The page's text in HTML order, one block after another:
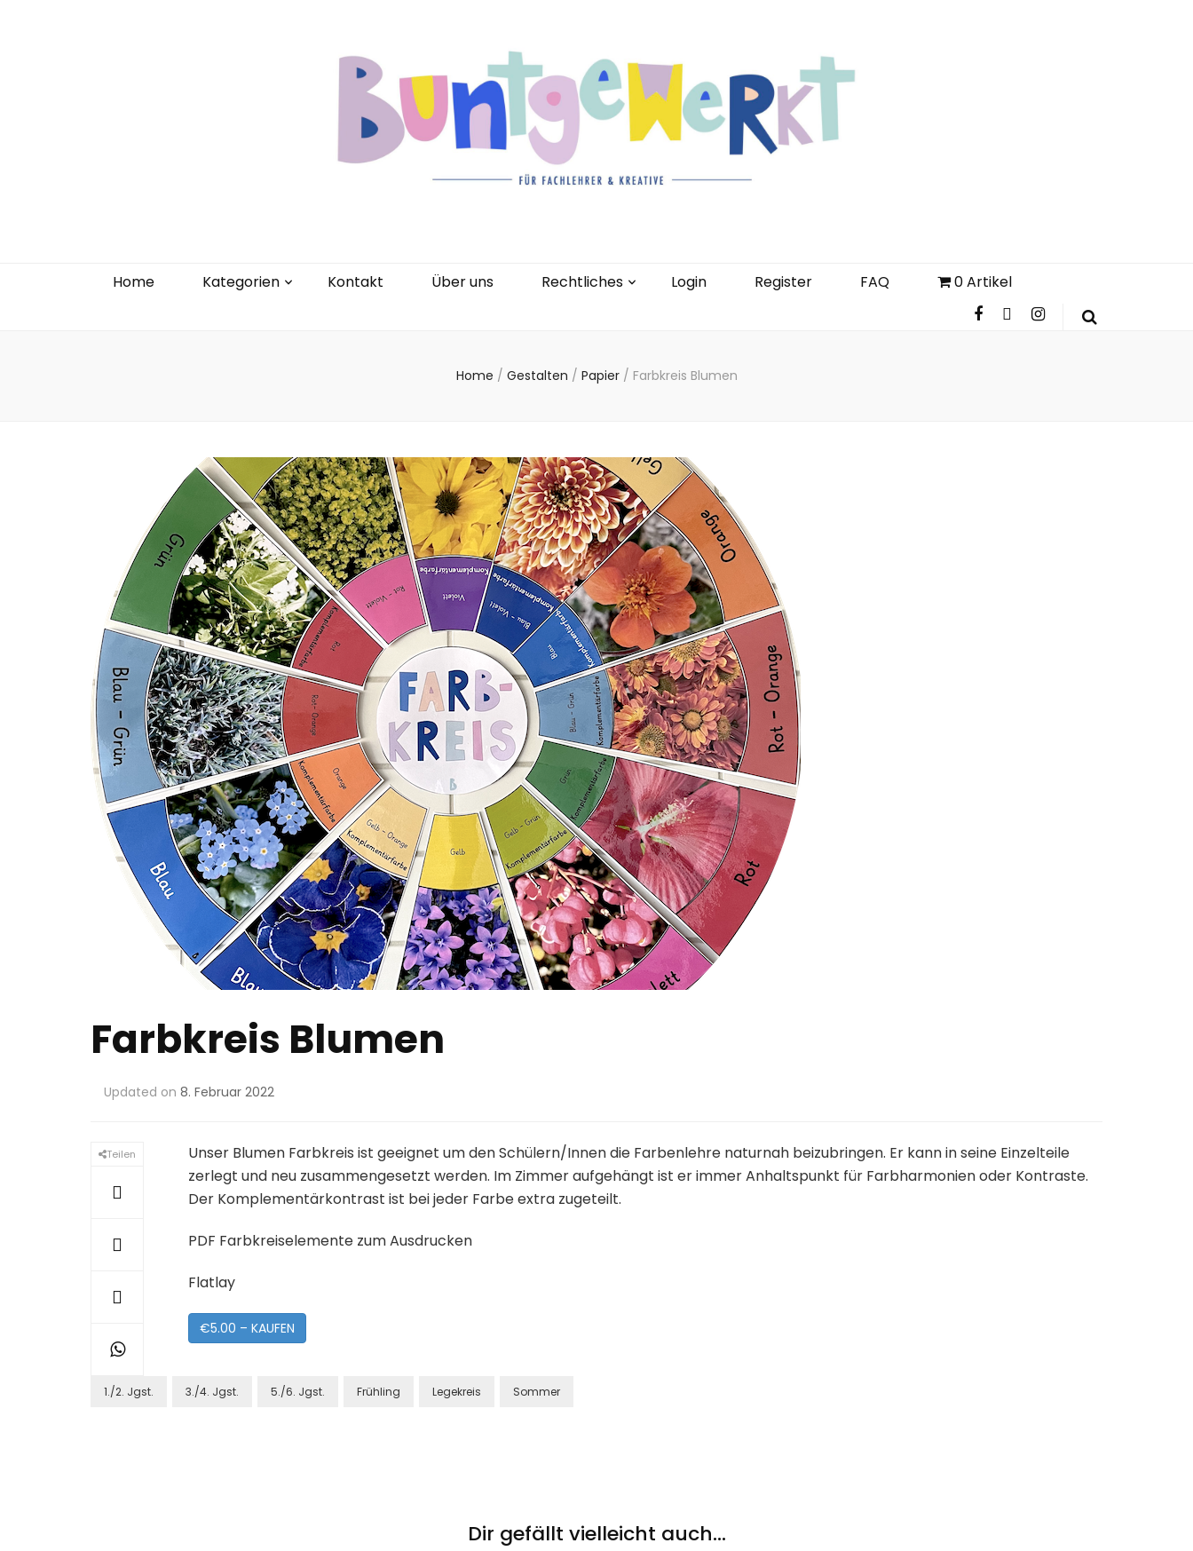
Home Kategorien Kontakt Über uns Rechtliches Login Register FAQ 0 Artikel
Home / Gestalten / Papier / Farbkreis Blumen
Farbkreis Blumen
Updated on 8. Februar 2022
Teilen
Unser Blumen Farbkreis ist geeignet um den Schülern/Innen die Farbenlehre naturnah beizubringen. Er kann in seine Einzelteile
zerlegt und neu zusammengesetzt werden. Im Zimmer aufgehängt ist er immer Anhaltspunkt für Farbharmonien oder Kontraste.
Der Komplementärkontrast ist bei jeder Farbe extra zugeteilt.
PDF Farbkreiselemente zum Ausdrucken
Flatlay
€5.00 – KAUFEN
1./2. Jgst. 3./4. Jgst. 5./6. Jgst. Frühling Legekreis Sommer
Dir gefällt vielleicht auch...